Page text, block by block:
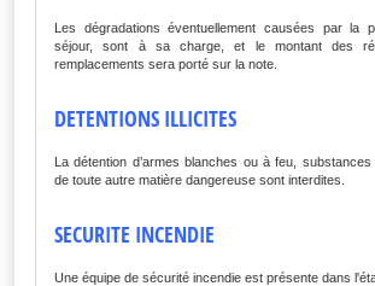
Les dégradations éventuellement causées par la
séjour, sont à sa charge, et le montant des
remplacements sera porté sur la note.
DETENTIONS ILLICITES
La détention d’armes blanches ou à feu, substances
de toute autre matière dangereuse sont interdites.
SECURITE INCENDIE
Une équipe de sécurité incendie est présente dans